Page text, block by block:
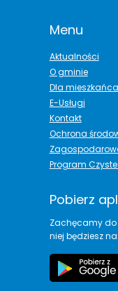
Menu
Aktualności
O gminie
Dla mieszkańca
E-Usługi
Kontakt
Ochrona
Program Czyste
Pobierz
Zachęcamy do
niej będziesz